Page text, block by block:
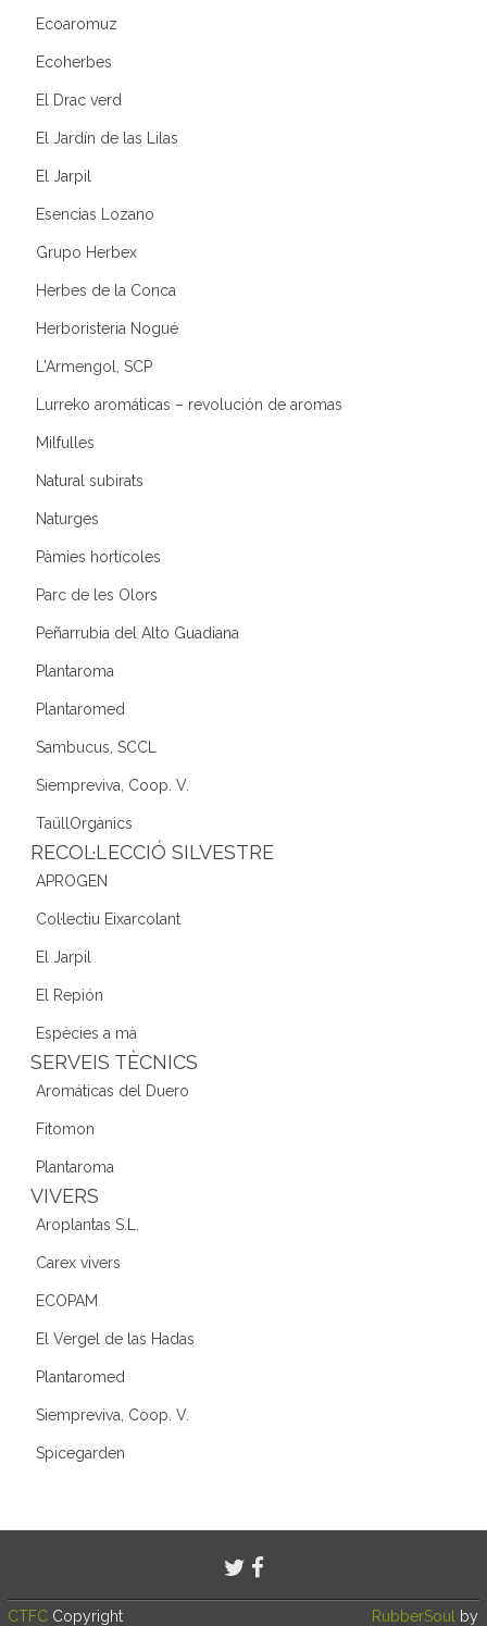
Ecoaromuz
Ecoherbes
El Drac verd
El Jardín de las Lilas
El Jarpil
Esencias Lozano
Grupo Herbex
Herbes de la Conca
Herboristeria Nogué
L'Armengol, SCP
Lurreko aromáticas – revolución de aromas
Milfulles
Natural subirats
Naturges
Pàmies hortícoles
Parc de les Olors
Peñarrubia del Alto Guadiana
Plantaroma
Plantaromed
Sambucus, SCCL
Siempreviva, Coop. V.
TaüllOrgànics
RECOL·LECCIÓ SILVESTRE
APROGEN
Col·lectiu Eixarcolant
El Jarpil
El Repión
Espècies a mà
SERVEIS TÈCNICS
Aromáticas del Duero
Fitomon
Plantaroma
VIVERS
Aroplantas S.L.
Carex vivers
ECOPAM
El Vergel de las Hadas
Plantaromed
Siempreviva, Coop. V.
Spicegarden
CTFC Copyright RubberSoul by